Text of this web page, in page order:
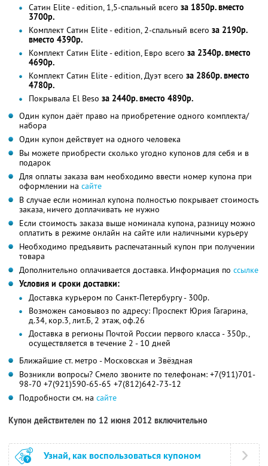
Сатин Elite - edition, 1,5-спальный всего за 1850р. вместо
3700р.
Комплект Сатин Elite - edition, 2-спальный всего за 2190р.
вместо 4390р.
Комплект Сатин Elite - edition, Евро всего за 2340р. вместо
4690р.
Комплект Сатин Elite - edition, Дуэт всего за 2860р. вместо
4780р.
Покрывала El Beso за 2440р. вместо 4890р.
Один купон даёт право на приобретение одного комплекта/
набора
Один купон действует на одного человека
Вы можете приобрести сколько угодно купонов для себя и в
подарок
Для оплаты заказа вам необходимо ввести номер купона при
оформлении на сайте
В случае если номинал купона полностью покрывает стоимость
заказа, ничего доплачивать не нужно
Если стоимость заказа выше номинала купона, разницу можно
оплатить в режиме онлайн на сайте или наличными курьеру
Необходимо предъявить распечатанный купон при получении
товара
Дополнительно оплачивается доставка. Информация по ссылке
Условия и сроки доставки:
Доставка курьером по Санкт-Петербургу - 300р.
Возможен самовывоз по адресу: Проспект Юрия Гагарина,
д.34, кор.3, лит.Б, 2 этаж, оф.26
Доставка в регионы Почтой России первого класса - 350р.,
осуществляется в течение 2 - 10 дней
Ближайшие ст. метро - Московская и Звёздная
Возникли вопросы? Смело звоните по телефонам: +7(911)701-
98-70 +7(921)590-65-65 +7(812)642-73-12
Подробности см. на сайте
Купон действителен по 12 июня 2012 включительно
Узнай, как воспользоваться купоном